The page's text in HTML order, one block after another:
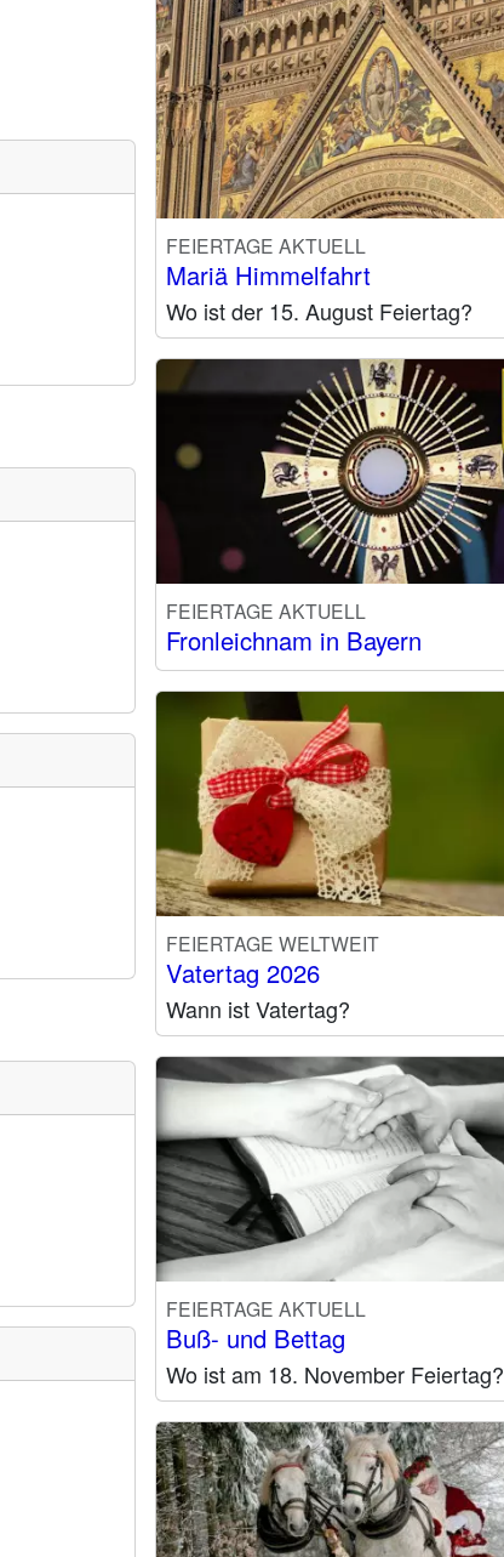
FEIERTAGE AKTUELL
Mariä Himmelfahrt
Wo ist der 15. August Feiertag?
FEIERTAGE AKTUELL
Fronleichnam in Bayern
FEIERTAGE WELTWEIT
Vatertag 2026
Wann ist Vatertag?
FEIERTAGE AKTUELL
Buß- und Bettag
Wo ist am 18. November Feiertag?